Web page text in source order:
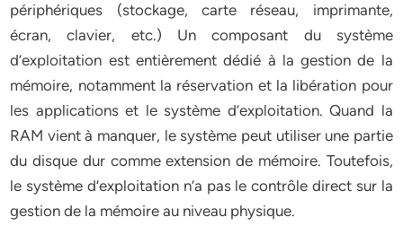
périphériques (stockage, carte réseau, imprimante,
écran, clavier, etc.) Un composant du système
d’exploitation est entièrement dédié à la gestion de la
mémoire, notamment la réservation et la libération pour
les applications et le système d’exploitation. Quand la
RAM vient à manquer, le système peut utiliser une partie
du disque dur comme extension de mémoire. Toutefois,
le système d’exploitation n’a pas le contrôle direct sur la
gestion de la mémoire au niveau physique.